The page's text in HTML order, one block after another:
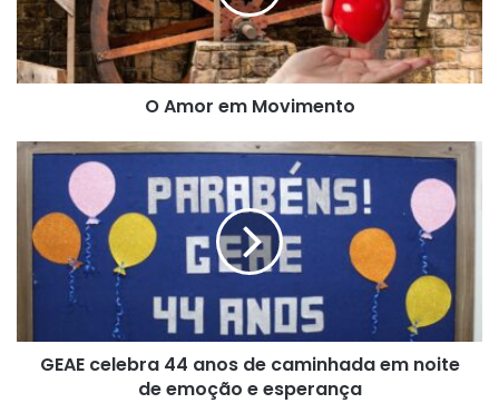
e
m
M
o
m
O Amor em Movimento
G
b
GEAE celebra 44 anos de caminhada em noite
de emoção e esperança